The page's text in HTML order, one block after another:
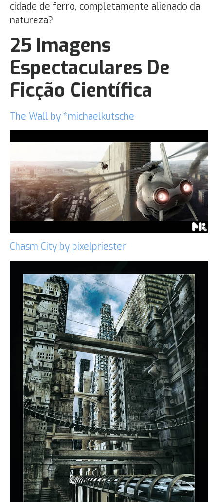
cidade de ferro, completamente alienado da
natureza?
25 Imagens
Espectaculares De
Ficção Científica
The Wall by *michaelkutsche
Chasm City by pixelpriester